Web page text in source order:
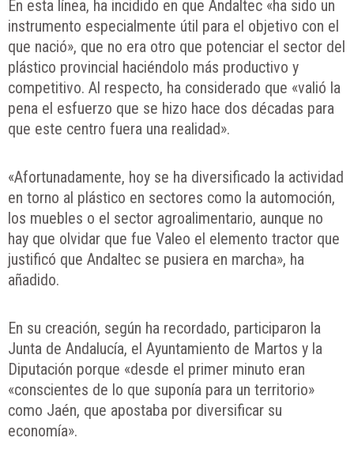
En esta línea, ha incidido en que Andaltec «ha sido un
instrumento especialmente útil para el objetivo con el
que nació», que no era otro que potenciar el sector del
plástico provincial haciéndolo más productivo y
competitivo. Al respecto, ha considerado que «valió la
pena el esfuerzo que se hizo hace dos décadas para
que este centro fuera una realidad».
«Afortunadamente, hoy se ha diversificado la actividad
en torno al plástico en sectores como la automoción,
los muebles o el sector agroalimentario, aunque no
hay que olvidar que fue Valeo el elemento tractor que
justificó que Andaltec se pusiera en marcha», ha
añadido.
En su creación, según ha recordado, participaron la
Junta de Andalucía, el Ayuntamiento de Martos y la
Diputación porque «desde el primer minuto eran
«conscientes de lo que suponía para un territorio»
como Jaén, que apostaba por diversificar su
economía».